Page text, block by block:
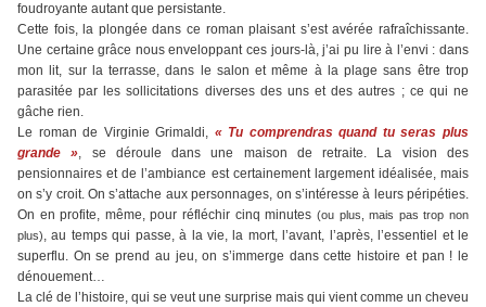
foudroyante autant que persistante.
Cette fois, la plongée dans ce roman plaisant s’est avérée rafraîchissante.
Une certaine grâce nous enveloppant ces jours-là, j’ai pu lire à l’envi : dans
mon lit, sur la terrasse, dans le salon et même à la plage sans être trop
parasitée par les sollicitations diverses des uns et des autres ; ce qui ne
gâche rien.
Le roman de Virginie Grimaldi, « Tu comprendras quand tu seras plus
grande », se déroule dans une maison de retraite. La vision des
pensionnaires et de l’ambiance est certainement largement idéalisée, mais
on s’y croit. On s’attache aux personnages, on s’intéresse à leurs péripéties.
On en profite, même, pour réfléchir cinq minutes (ou plus, mais pas trop non
plus), au temps qui passe, à la vie, la mort, l’avant, l’après, l’essentiel et le
superflu. On se prend au jeu, on s’immerge dans cette histoire et pan ! le
dénouement…
La clé de l’histoire, qui se veut une surprise mais qui vient comme un cheveu